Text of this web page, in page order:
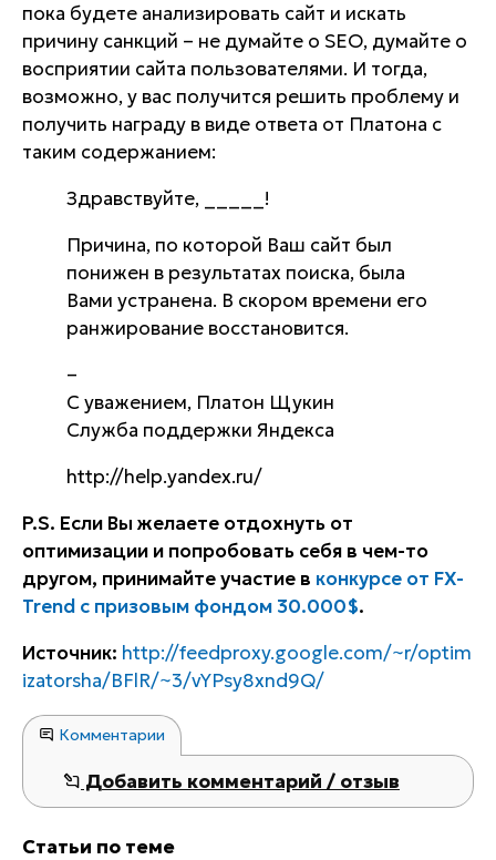
пока будете анализировать сайт и искать
причину санкций – не думайте о SEO, думайте о
восприятии сайта пользователями. И тогда,
возможно, у вас получится решить проблему и
получить награду в виде ответа от Платона с
таким содержанием:
Здравствуйте, _____!
Причина, по которой Ваш сайт был
понижен в результатах поиска, была
Вами устранена. В скором времени его
ранжирование восстановится.
–
С уважением, Платон Щукин
Служба поддержки Яндекса
http://help.yandex.ru/
P.S. Если Вы желаете отдохнуть от
оптимизации и попробовать себя в чем-то
другом, принимайте участие в конкурсе от FX-
Trend с призовым фондом 30.000$.
Источник: http://feedproxy.google.com/~r/optim
izatorsha/BFlR/~3/vYPsy8xnd9Q/
Комментарии
Добавить комментарий / отзыв
Статьи по теме